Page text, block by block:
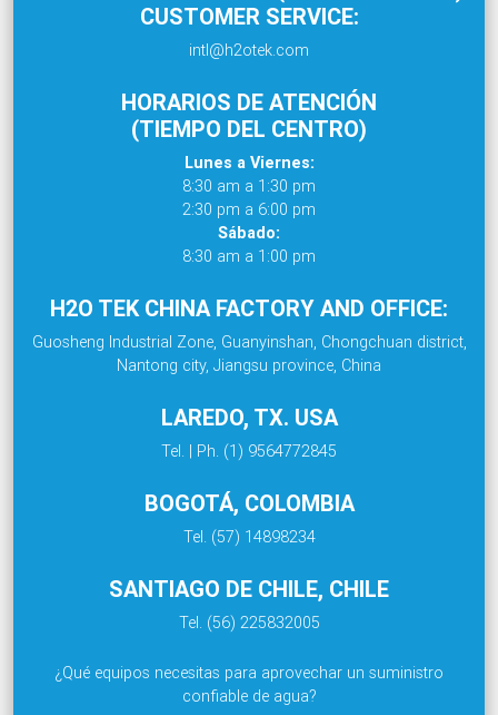
CUSTOMER SERVICE:
intl@h2otek.com
HORARIOS DE ATENCIÓN
(TIEMPO DEL CENTRO)
Lunes a Viernes:
8:30 am a 1:30 pm
2:30 pm a 6:00 pm
Sábado:
8:30 am a 1:00 pm
H2O TEK CHINA FACTORY AND OFFICE:
Guosheng Industrial Zone, Guanyinshan, Chongchuan district,
Nantong city, Jiangsu province, China
LAREDO, TX. USA
Tel. | Ph. (1) 9564772845
BOGOTÁ, COLOMBIA
Tel. (57) 14898234
SANTIAGO DE CHILE, CHILE
Tel. (56) 225832005
¿Qué equipos necesitas para aprovechar un suministro
confiable de agua?